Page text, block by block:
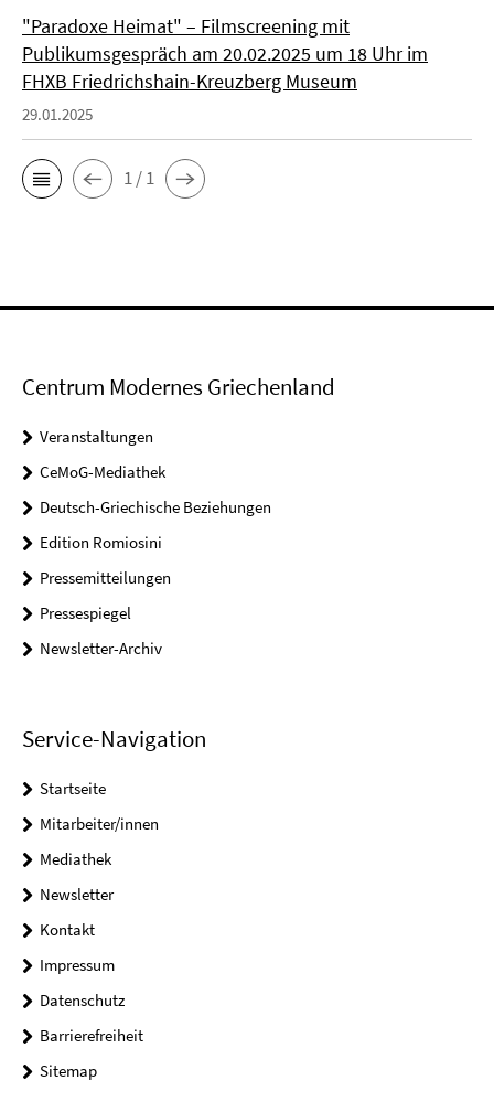
"Paradoxe Heimat" – Filmscreening mit
Publikumsgespräch am 20.02.2025 um 18 Uhr im
FHXB Friedrichshain-Kreuzberg Museum
29.01.2025
1 / 1
Centrum Modernes Griechenland
Veranstaltungen
CeMoG-Mediathek
Deutsch-Griechische Beziehungen
Edition Romiosini
Pressemitteilungen
Pressespiegel
Newsletter-Archiv
Service-Navigation
Startseite
Mitarbeiter/innen
Mediathek
Newsletter
Kontakt
Impressum
Datenschutz
Barrierefreiheit
Sitemap